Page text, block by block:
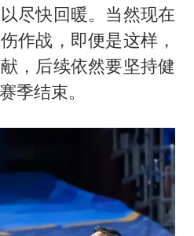
尽快回暖。当然现在
作战，即便是这样，
，后续依然要坚持健
季结束。